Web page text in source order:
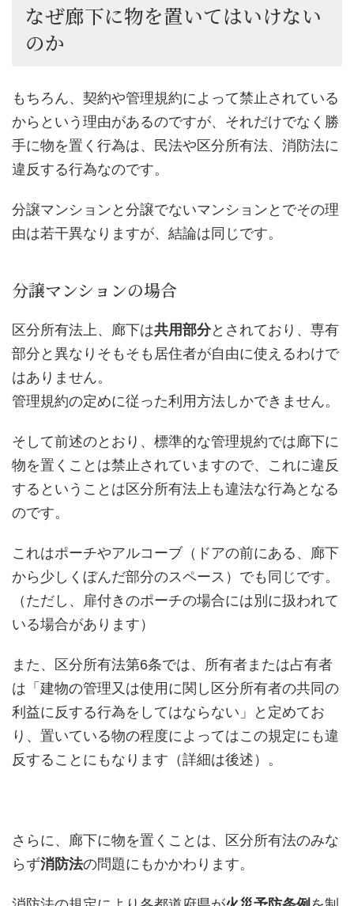
なぜ廊下に物を置いてはいけない
のか
もちろん、契約や管理規約によって禁止されている
からという理由があるのですが、それだけでなく勝
手に物を置く行為は、民法や区分所有法、消防法に
違反する行為なのです。
分譲マンションと分譲でないマンションとでその理
由は若干異なりますが、結論は同じです。
分譲マンションの場合
区分所有法上、廊下は共用部分とされており、専有
部分と異なりそもそも居住者が自由に使えるわけで
はありません。
管理規約の定めに従った利用方法しかできません。
そして前述のとおり、標準的な管理規約では廊下に
物を置くことは禁止されていますので、これに違反
するということは区分所有法上も違法な行為となる
のです。
これはポーチやアルコーブ（ドアの前にある、廊下
から少しくぼんだ部分のスペース）でも同じです。
（ただし、扉付きのポーチの場合には別に扱われて
いる場合があります）
また、区分所有法第6条では、所有者または占有者
は「建物の管理又は使用に関し区分所有者の共同の
利益に反する行為をしてはならない」と定めてお
り、置いている物の程度によってはこの規定にも違
反することにもなります（詳細は後述）。
さらに、廊下に物を置くことは、区分所有法のみな
らず消防法の問題にもかかわります。